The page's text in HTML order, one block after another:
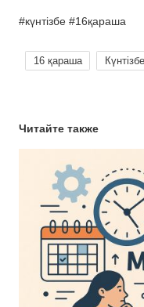
#күнтізбе #16қараша
16 қараша Күнтізбе
Читайте также